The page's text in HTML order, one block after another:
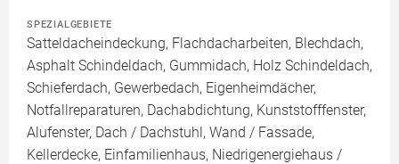
SPEZIALGEBIETE
Satteldacheindeckung, Flachdacharbeiten, Blechdach,
Asphalt Schindeldach, Gummidach, Holz Schindeldach,
Schieferdach, Gewerbedach, Eigenheimdächer,
Notfallreparaturen, Dachabdichtung, Kunststofffenster,
Alufenster, Dach / Dachstuhl, Wand / Fassade,
Kellerdecke, Einfamilienhaus, Niedrigenergiehaus /